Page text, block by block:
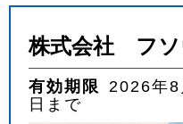
株式会社 フソ
有効期限
2026年
日まで